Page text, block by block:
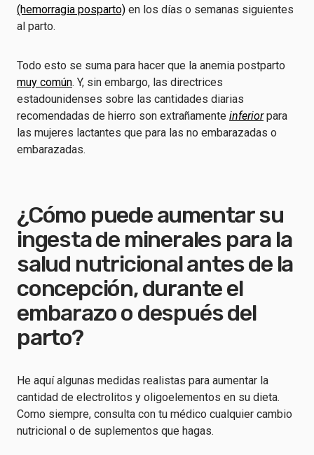
(hemorragia posparto) en los días o semanas siguientes
al parto.
Todo esto se suma para hacer que la anemia postparto
muy común. Y, sin embargo, las directrices
estadounidenses sobre las cantidades diarias
recomendadas de hierro son extrañamente inferior para
las mujeres lactantes que para las no embarazadas o
embarazadas.
¿Cómo puede aumentar su
ingesta de minerales para la
salud nutricional antes de la
concepción, durante el
embarazo o después del
parto?
He aquí algunas medidas realistas para aumentar la
cantidad de electrolitos y oligoelementos en su dieta.
Como siempre, consulta con tu médico cualquier cambio
nutricional o de suplementos que hagas.